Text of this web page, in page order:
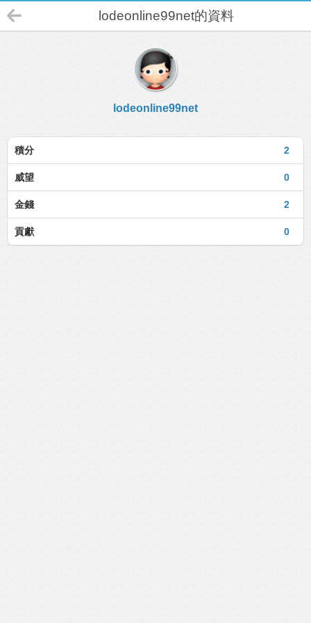
lodeonline99net的資料
lodeonline99net
2
積分
0
威望
2
金錢
0
貢獻